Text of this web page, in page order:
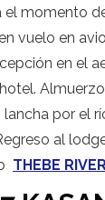
el momento
vuelo en
en el
lancha por el
al
THEBE